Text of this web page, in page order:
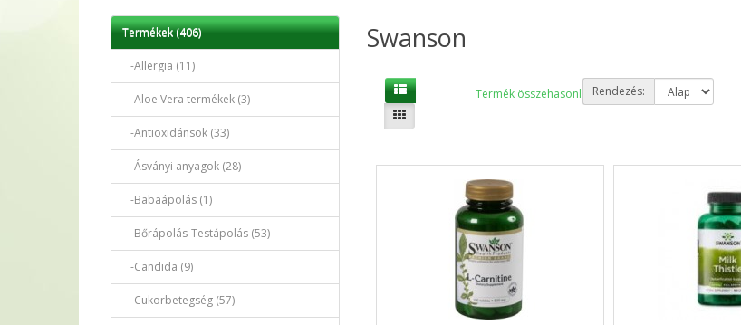
Termékek (406)
-Allergia (11)
-Aloe Vera termékek (3)
-Antioxidánsok (33)
-Ásványi anyagok (28)
-Babaápolás (1)
-Bőrápolás-Testápolás (53)
-Candida (9)
-Cukorbetegség (57)
Swanson
Termék összehasonlítás (0)Rendezés: